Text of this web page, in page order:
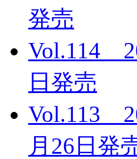
発売
Vol.114
日発売
Vol.113
月26日発